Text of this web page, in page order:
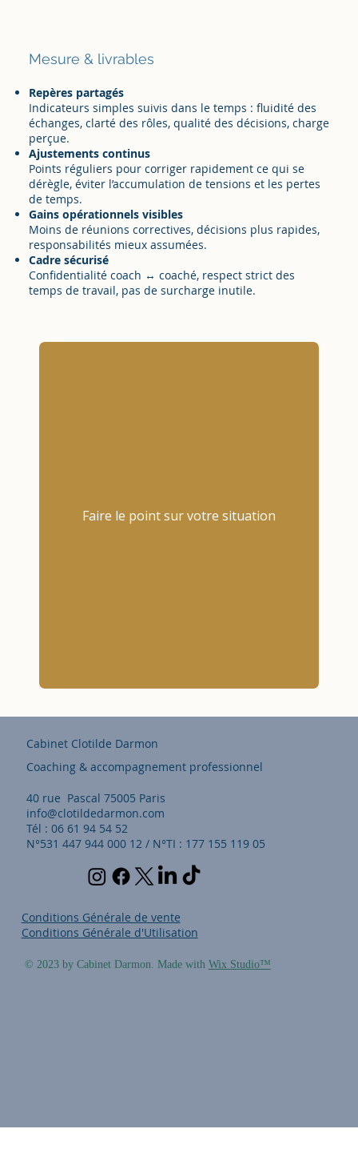
Mesure & livrables
Repères partagés
Indicateurs simples suivis dans le temps : fluidité des
échanges, clarté des rôles, qualité des décisions, charge
perçue.
Ajustements continus
Points réguliers pour corriger rapidement ce qui se
dérègle, éviter l’accumulation de tensions et les pertes
de temps.
Gains opérationnels visibles
Moins de réunions correctives, décisions plus rapides,
responsabilités mieux assumées.
Cadre sécurisé
Confidentialité coach ↔ coaché, respect strict des
temps de travail, pas de surcharge inutile.
Faire le point sur votre situation
Cabinet Clotilde Darmon
Coaching & accompagnement professionnel
40 rue Pascal 75005 Paris
info@clotildedarmon.com
Tél : 06 61 94 54 52
N°531 447 944 000 12 / N°TI : 177 155 119 05
Conditions Générale de vente
Conditions Générale d'Utilisation
© 2023 by Cabinet Darmon. Made with Wix Studio™